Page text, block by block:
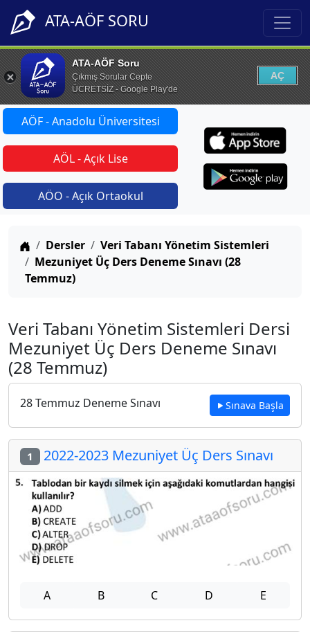
ATA-AÖF SORU
ATA-AÖF Soru
Çıkmış Sorular Cepte
ÜCRETSİZ - Google Play'de
AÇ
AÖF - Anadolu Üniversitesi
AÖL - Açık Lise
AÖO - Açık Ortaokul
Anasayfa
Dersler
Veri Tabanı Yönetim Sistemleri
Mezuniyet Üç Ders Deneme Sınavı (28
Temmuz)
Veri Tabanı Yönetim Sistemleri Dersi
Mezuniyet Üç Ders Deneme Sınavı
(28 Temmuz)
28 Temmuz Deneme Sınavı Sınava Başla
1 2022-2023 Mezuniyet Üç Ders Sınavı
A B C D E